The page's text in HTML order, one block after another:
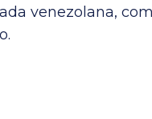
venezolana,